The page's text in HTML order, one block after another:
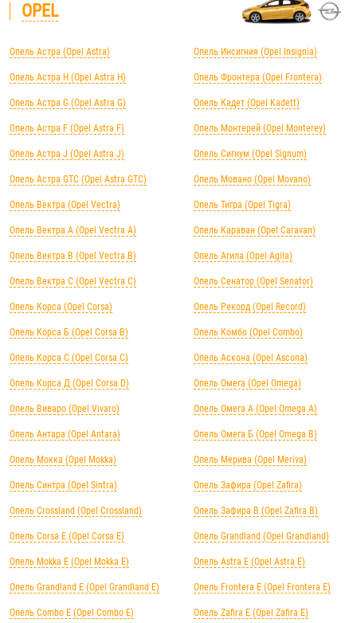
OPEL
Опель Астра (Opel Astra)
Опель Астра H (Opel Astra H)
Опель Астра G (Opel Astra G)
Опель Астра F (Opel Astra F)
Опель Астра J (Opel Astra J)
Опель Астра GTC (Opel Astra GTC)
Опель Вектра (Opel Vectra)
Опель Вектра А (Opel Vectra А)
Опель Вектра B (Opel Vectra B)
Опель Вектра C (Opel Vectra C)
Опель Корса (Opel Corsa)
Опель Корса Б (Opel Corsa B)
Опель Корса С (Opel Corsa C)
Опель Корса Д (Opel Corsa D)
Опель Виваро (Opel Vivaro)
Опель Антара (Opel Antara)
Опель Мокка (Opel Mokka)
Опель Синтра (Opel Sintra)
Опель Crossland (Opel Crossland)
Опель Corsa E (Opel Corsa E)
Опель Mokka E (Opel Mokka E)
Опель Grandland E (Opel Grandland E)
Опель Combo E (Opel Combo E)
Опель Инсигния (Opel Insignia)
Опель Фронтера (Opel Frontera)
Опель Кадет (Opel Kadett)
Опель Монтерей (Opel Monterey)
Опель Сигнум (Opel Signum)
Опель Мовано (Opel Movano)
Опель Тигра (Opel Tigra)
Опель Караван (Opel Caravan)
Опель Агила (Opel Agila)
Опель Сенатор (Opel Senator)
Опель Рекорд (Opel Record)
Опель Комбо (Opel Combo)
Опель Аскона (Opel Ascona)
Опель Омега (Opel Omega)
Опель Омега А (Opel Omega A)
Опель Омега Б (Opel Omega B)
Опель Мерива (Opel Meriva)
Опель Зафира (Opel Zafira)
Опель Зафира B (Opel Zafira B)
Опель Grandland (Opel Grandland)
Опель Astra E (Opel Astra E)
Опель Frontera E (Opel Frontera E)
Опель Zafira E (Opel Zafira E)